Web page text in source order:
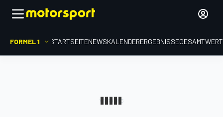
FORMEL 1 STARTSEITENEWSKALENDERERGEBNISSE